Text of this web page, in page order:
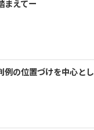
まえてー
の位置づけを中心と